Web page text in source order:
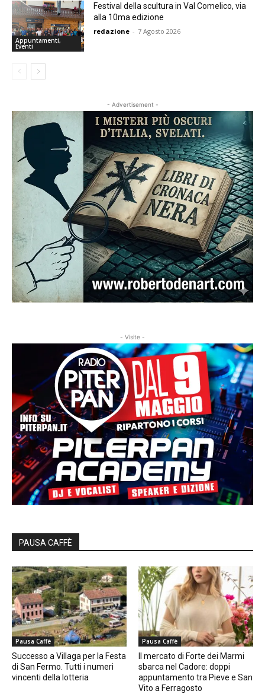
Appuntamenti,
Eventi
Festival della scultura in Val Comelico, via
alla 10ma edizione
redazione - 7 Agosto 2026
- Advertisement -
- Visite -
PAUSA CAFFÈ
Pausa Caffè
Successo a Villaga per la Festa
di San Fermo. Tutti i numeri
vincenti della lotteria
Pausa Caffè
Il mercato di Forte dei Marmi
sbarca nel Cadore: doppi
appuntamento tra Pieve e San
Vito a Ferragosto